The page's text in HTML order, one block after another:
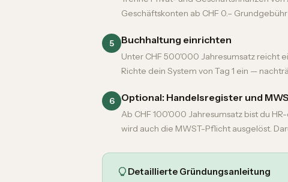
Geschäftskonten ab CHF 0.– Grundgebühr
5 Buchhaltung einrichten
Unter CHF 500'000 Jahresumsatz reicht
Richte dein System von Tag 1 ein —
6 Optional: Handelsregister und
Ab CHF 100'000 Jahresumsatz bist du
wird auch die MWST-Pflicht ausgelöst.
Detaillierte Gründungsanleitung